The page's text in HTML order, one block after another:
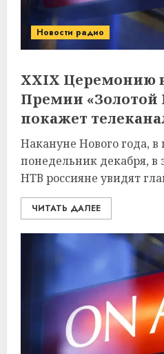
Новости радио
XXIX Церемонию
Премии
покажет
Накануне Нового года,
понедельник декабря, в
НТВ россияне увидят
ЧИТАТЬ ДАЛЕЕ